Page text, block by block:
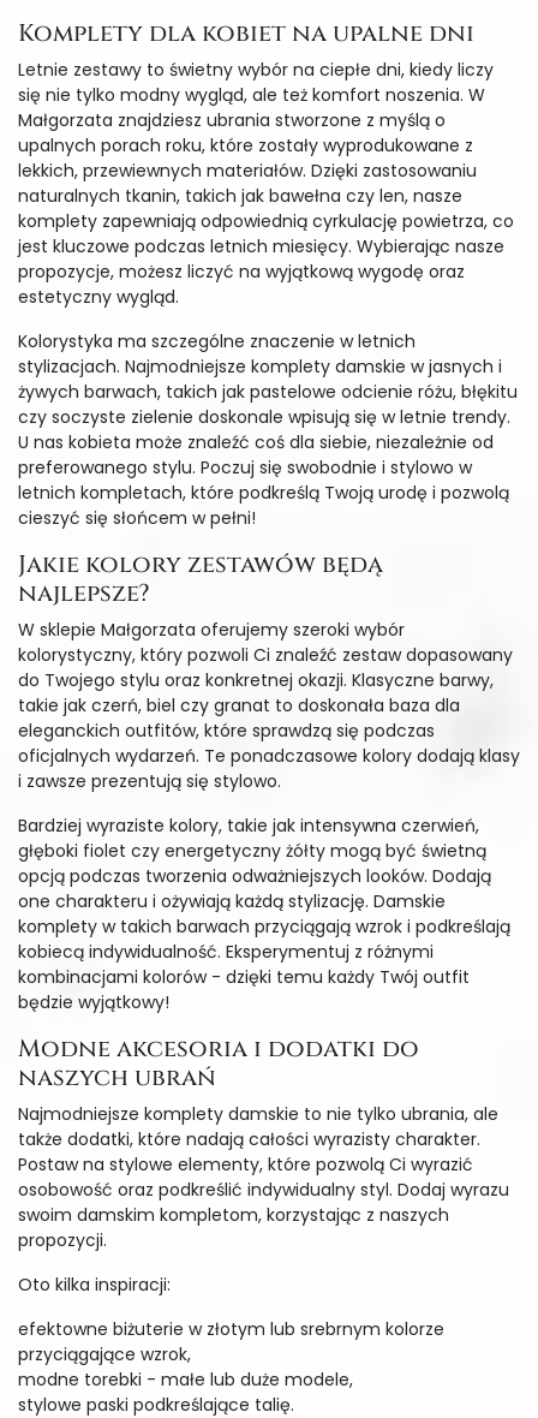
Komplety dla kobiet na upalne dni
Letnie zestawy to świetny wybór na ciepłe dni, kiedy liczy
się nie tylko modny wygląd, ale też komfort noszenia. W
Małgorzata znajdziesz ubrania stworzone z myślą o
upalnych porach roku, które zostały wyprodukowane z
lekkich, przewiewnych materiałów. Dzięki zastosowaniu
naturalnych tkanin, takich jak bawełna czy len, nasze
komplety zapewniają odpowiednią cyrkulację powietrza, co
jest kluczowe podczas letnich miesięcy. Wybierając nasze
propozycje, możesz liczyć na wyjątkową wygodę oraz
estetyczny wygląd.
Kolorystyka ma szczególne znaczenie w letnich
stylizacjach. Najmodniejsze komplety damskie w jasnych i
żywych barwach, takich jak pastelowe odcienie różu, błękitu
czy soczyste zielenie doskonale wpisują się w letnie trendy.
U nas kobieta może znaleźć coś dla siebie, niezależnie od
preferowanego stylu. Poczuj się swobodnie i stylowo w
letnich kompletach, które podkreślą Twoją urodę i pozwolą
cieszyć się słońcem w pełni!
Jakie kolory zestawów będą
najlepsze?
W sklepie Małgorzata oferujemy szeroki wybór
kolorystyczny, który pozwoli Ci znaleźć zestaw dopasowany
do Twojego stylu oraz konkretnej okazji. Klasyczne barwy,
takie jak czerń, biel czy granat to doskonała baza dla
eleganckich outfitów, które sprawdzą się podczas
oficjalnych wydarzeń. Te ponadczasowe kolory dodają klasy
i zawsze prezentują się stylowo.
Bardziej wyraziste kolory, takie jak intensywna czerwień,
głęboki fiolet czy energetyczny żółty mogą być świetną
opcją podczas tworzenia odważniejszych looków. Dodają
one charakteru i ożywiają każdą stylizację. Damskie
komplety w takich barwach przyciągają wzrok i podkreślają
kobiecą indywidualność. Eksperymentuj z różnymi
kombinacjami kolorów - dzięki temu każdy Twój outfit
będzie wyjątkowy!
Modne akcesoria i dodatki do
naszych ubrań
Najmodniejsze komplety damskie to nie tylko ubrania, ale
także dodatki, które nadają całości wyrazisty charakter.
Postaw na stylowe elementy, które pozwolą Ci wyrazić
osobowość oraz podkreślić indywidualny styl. Dodaj wyrazu
swoim damskim kompletom, korzystając z naszych
propozycji.
Oto kilka inspiracji:
efektowne biżuterie w złotym lub srebrnym kolorze
przyciągające wzrok,
modne torebki - małe lub duże modele,
stylowe paski podkreślające talię.